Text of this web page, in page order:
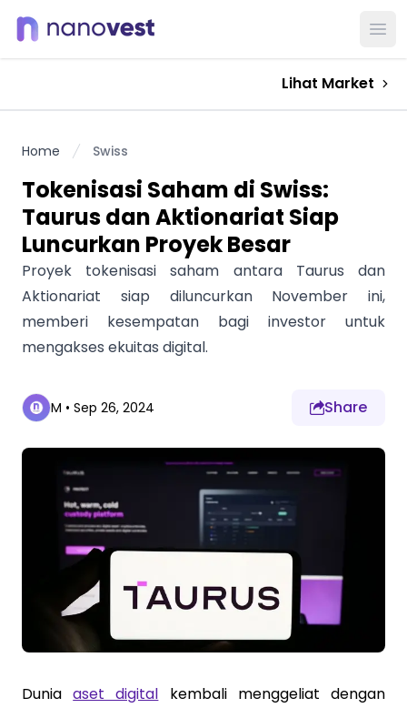
Lihat Market
Home Swiss
Tokenisasi Saham di Swiss:
Taurus dan Aktionariat Siap
Luncurkan Proyek Besar
Proyek tokenisasi saham antara Taurus dan
Aktionariat siap diluncurkan November ini,
memberi kesempatan bagi investor untuk
mengakses ekuitas digital.
M • Sep 26, 2024 Share
Duniaaset digital kembali menggeliat dengan